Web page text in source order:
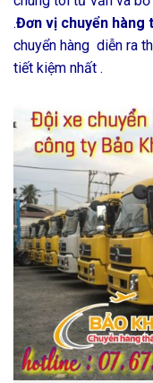
.Đơn vị chuyển hàng
chuyển hàng diễn ra
tiết kiệm nhất .